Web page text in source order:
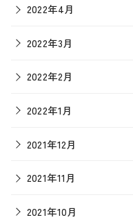
2022年4月
2022年3月
2022年2月
2022年1月
2021年12月
2021年11月
2021年10月